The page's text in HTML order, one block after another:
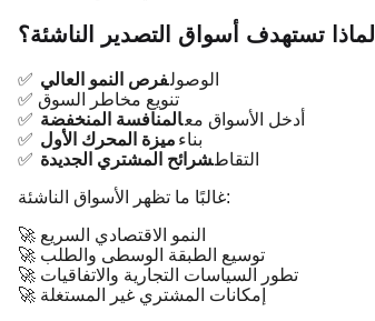
لماذا تستهدف أسواق التصدير الناشئة؟
✅ الوصولفرص النمو العالي
✅ تنويع مخاطر السوق
✅ أدخل الأسواق معالمنافسة المنخفضة
✅ بناء ميزة المحرك الأول
✅ التقاطشرائح المشتري الجديدة
غالبًا ما تظهر الأسواق الناشئة:
🚀 النمو الاقتصادي السريع
🚀 توسيع الطبقة الوسطى والطلب
🚀 تطور السياسات التجارية والاتفاقيات
🚀 إمكانات المشتري غير المستغلة